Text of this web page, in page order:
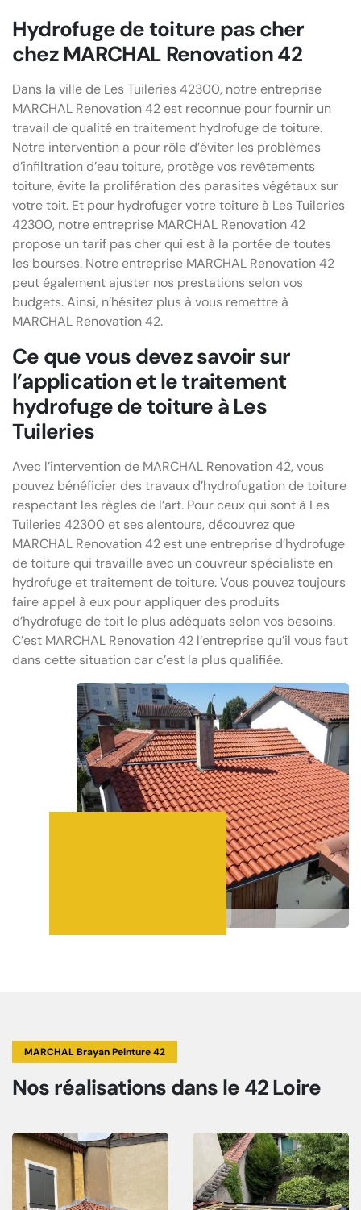
Hydrofuge de toiture pas cher
chez MARCHAL Renovation 42
Dans la ville de Les Tuileries 42300, notre entreprise
MARCHAL Renovation 42 est reconnue pour fournir un
travail de qualité en traitement hydrofuge de toiture.
Notre intervention a pour rôle d’éviter les problèmes
d’infiltration d’eau toiture, protège vos revêtements
toiture, évite la prolifération des parasites végétaux sur
votre toit. Et pour hydrofuger votre toiture à Les Tuileries
42300, notre entreprise MARCHAL Renovation 42
propose un tarif pas cher qui est à la portée de toutes
les bourses. Notre entreprise MARCHAL Renovation 42
peut également ajuster nos prestations selon vos
budgets. Ainsi, n’hésitez plus à vous remettre à
MARCHAL Renovation 42.
Ce que vous devez savoir sur
l’application et le traitement
hydrofuge de toiture à Les
Tuileries
Avec l’intervention de MARCHAL Renovation 42, vous
pouvez bénéficier des travaux d’hydrofugation de toiture
respectant les règles de l’art. Pour ceux qui sont à Les
Tuileries 42300 et ses alentours, découvrez que
MARCHAL Renovation 42 est une entreprise d’hydrofuge
de toiture qui travaille avec un couvreur spécialiste en
hydrofuge et traitement de toiture. Vous pouvez toujours
faire appel à eux pour appliquer des produits
d’hydrofuge de toit le plus adéquats selon vos besoins.
C’est MARCHAL Renovation 42 l’entreprise qu’il vous faut
dans cette situation car c’est la plus qualifiée.
MARCHAL Brayan Peinture 42
Nos réalisations dans le 42 Loire